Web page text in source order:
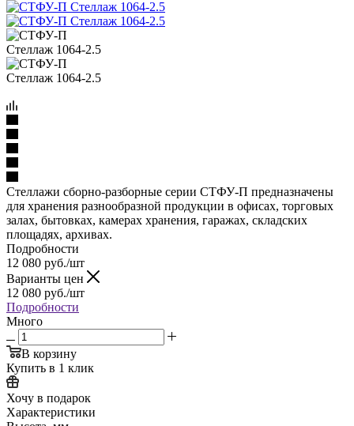
Стеллажи сборно-разборные серии СТФУ-П предназначены
для хранения разнообразной продукции в офисах, торговых
залах, бытовках, камерах хранения, гаражах, складских
площадях, архивах.
Подробности
12 080 руб./шт
Варианты цен
12 080 руб./шт
Подробности
Много
В корзину
Купить в 1 клик
Хочу в подарок
Характеристики